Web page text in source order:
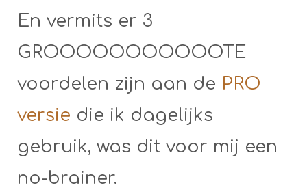
En vermits er 3
GROOOOOOOOOOOTE
voordelen zijn aan de PRO
versie die ik dagelijks
gebruik, was dit voor mij een
no-brainer.